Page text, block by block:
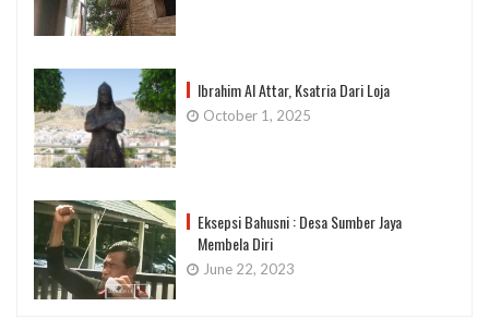
Ibrahim Al Attar, Ksatria Dari Loja
October 1, 2025
Eksepsi Bahusni : Desa Sumber Jaya
Membela Diri
June 22, 2023